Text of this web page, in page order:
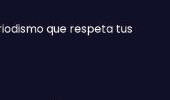
que respeta tus